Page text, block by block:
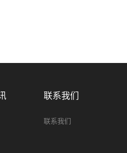
联系我们
联系我们